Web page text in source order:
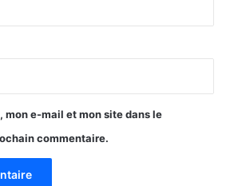
mon e-mail et mon site dans le
commentaire.